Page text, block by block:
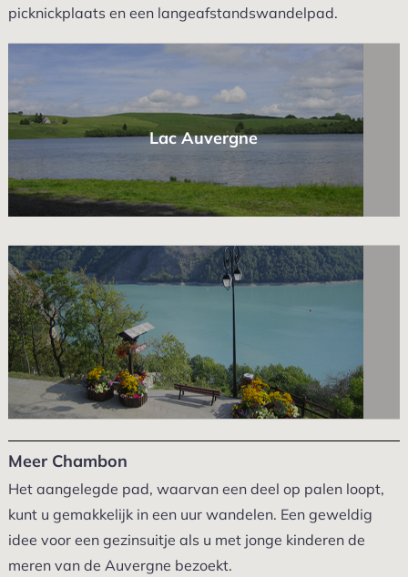
picknickplaats en een langeafstandswandelpad.
Lac Auvergne
Meer Chambon
Het aangelegde pad, waarvan een deel op palen loopt,
kunt u gemakkelijk in een uur wandelen. Een geweldig
idee voor een gezinsuitje als u met jonge kinderen de
meren van de Auvergne bezoekt.